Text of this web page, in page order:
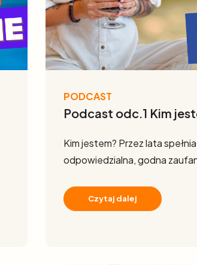
PODCAST
Podcast odc.1 Kim
Kim jestem? Przez lata
odpowiedzialna, godna
Czytaj dalej